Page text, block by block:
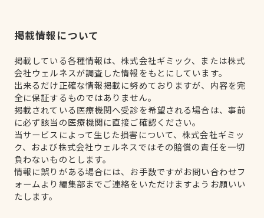
掲載情報について
掲載している各種情報は、株式会社ギミック、または株式
会社ウェルネスが調査した情報をもとにしています。
出来るだけ正確な情報掲載に努めておりますが、内容を完
全に保証するものではありません。
掲載されている医療機関へ受診を希望される場合は、事前
に必ず該当の医療機関に直接ご確認ください。
当サービスによって生じた損害について、株式会社ギミッ
ク、および株式会社ウェルネスではその賠償の責任を一切
負わないものとします。
情報に誤りがある場合には、お手数ですがお問い合わせフ
ォームより編集部までご連絡をいただけますようお願いい
たします。